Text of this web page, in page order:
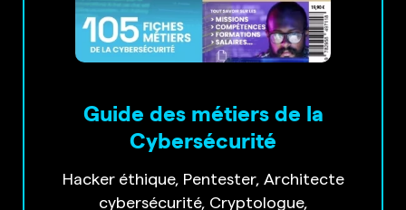
Guide des métiers de la
Cybersécurité
Hacker éthique, Pentester, Architecte
cybersécurité, Cryptologue,